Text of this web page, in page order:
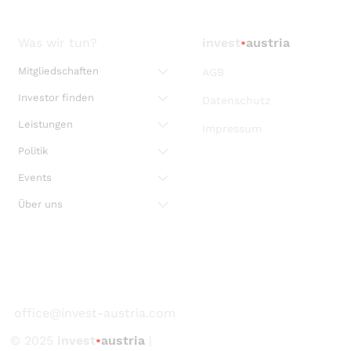
Was wir tun?
Mitgliedschaften
Investor finden
Leistungen
Politik
Events
Über uns
invest•austria
AGB
Datenschutz
Impressum
office@invest-austria.com
© 2025 invest•austria